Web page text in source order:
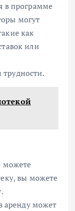
в программе
могут
как
или
можете
вы можете
аренду может